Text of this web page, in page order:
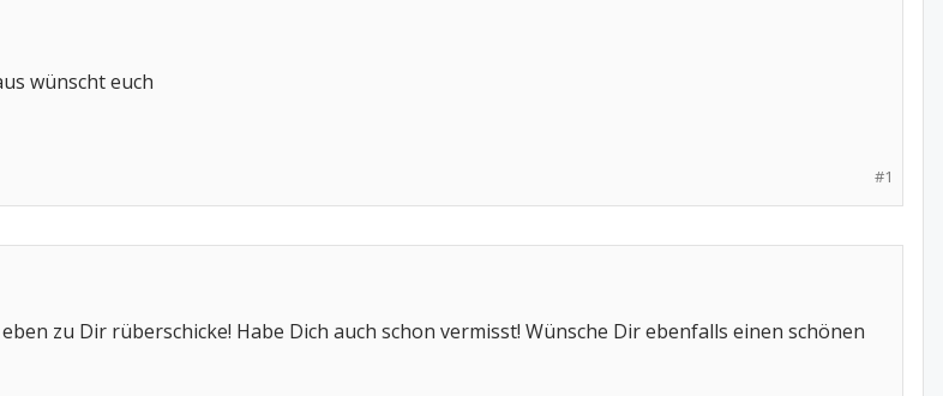
wünscht euch
#1
zu Dir rüberschicke! Habe Dich auch schon vermisst! Wünsche Dir ebenfalls einen schönen